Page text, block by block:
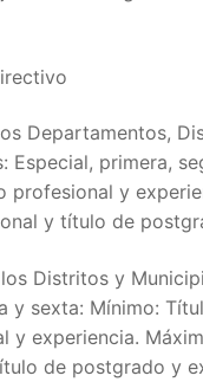
los Departamentos,
Especial, primera,
profesional y
y título de
los Distritos y
y sexta: Mínimo:
y experiencia.
de postgrado y